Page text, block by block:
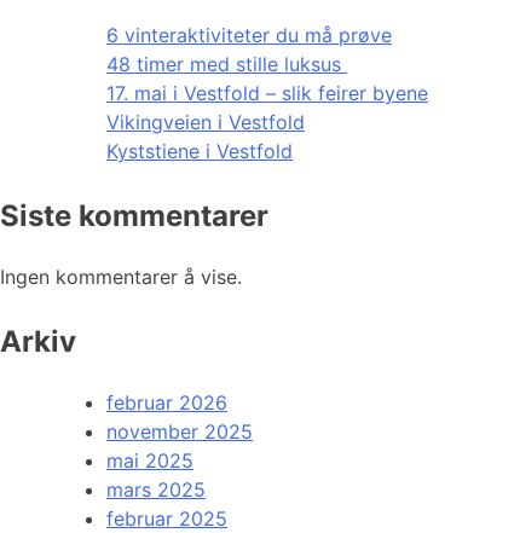
6 vinteraktiviteter du må prøve
48 timer med stille luksus
17. mai i Vestfold – slik feirer byene
Vikingveien i Vestfold
Kyststiene i Vestfold
Siste kommentarer
Ingen kommentarer å vise.
Arkiv
februar 2026
november 2025
mai 2025
mars 2025
februar 2025